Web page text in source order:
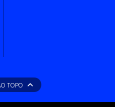
TOPO